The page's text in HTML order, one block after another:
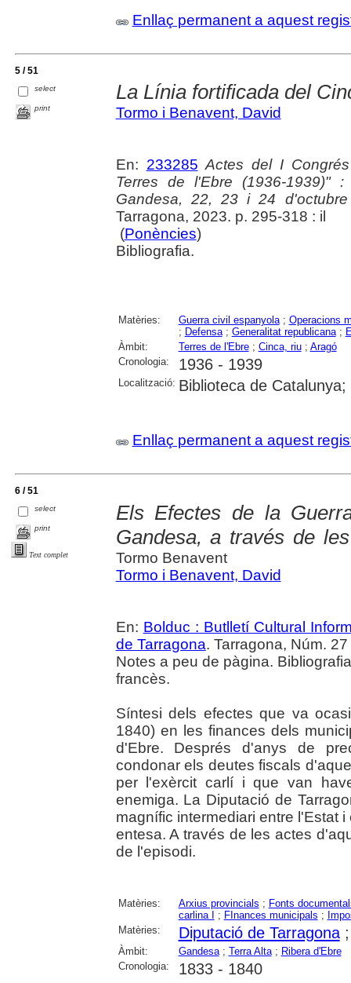
Enllaç permanent a aquest
5 / 51
select
print
La Línia fortificada del
Tormo i Benavent, David
En: 233285 Actes del I
Terres de l'Ebre (1936-1939)"
Gandesa, 22, 23 i 24
Tarragona, 2023. p. 295-318 : il
(Ponències)
Bibliografia.
Matèries: Guerra civil espanyola; Operacions
; Defensa; Generalitat republicana;
Àmbit:
Terres de l'Ebre; Cinca, riu; Aragó
Cronologia:
1936 - 1939
Localització: Biblioteca de
Enllaç permanent a aquest
6 / 51
select
print
Text complet
Els Efectes de la
Gandesa, a través de
Tormo Benavent
Tormo i Benavent, David
En: Bolduc : Butlletí Cultural
de Tarragona. Tarragona, Núm.
Notes a peu de pàgina.
francès.
Síntesi dels efectes que va
1840) en les finances dels
d'Ebre. Després d'anys de
condonar els deutes fiscals
per l'exèrcit carlí i que van
enemiga. La Diputació de
magnífic intermediari entre l'Estat
entesa. A través de les actes
de l'episodi.
Matèries: Arxius provincials ; Fonts
carlina I ; FInances municipals ;
Matèries:
Diputació de Tarragona
Àmbit: Gandesa; Terra Alta; Ribera d'Ebre
Cronologia:
1833 - 1840